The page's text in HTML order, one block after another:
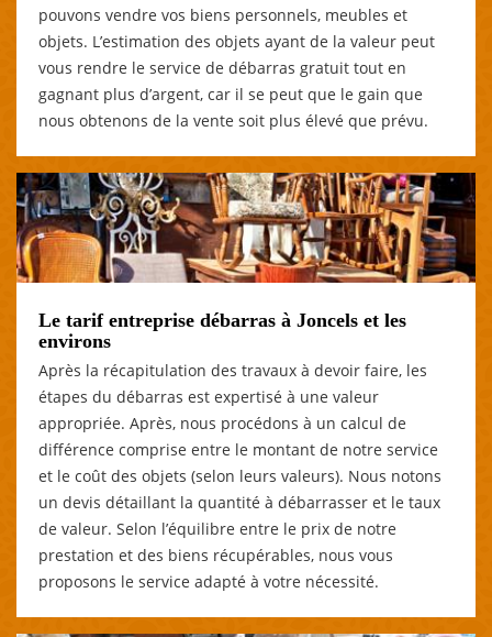
pouvons vendre vos biens personnels, meubles et
objets. L’estimation des objets ayant de la valeur peut
vous rendre le service de débarras gratuit tout en
gagnant plus d’argent, car il se peut que le gain que
nous obtenons de la vente soit plus élevé que prévu.
Le tarif entreprise débarras à Joncels et les
environs
Après la récapitulation des travaux à devoir faire, les
étapes du débarras est expertisé à une valeur
appropriée. Après, nous procédons à un calcul de
différence comprise entre le montant de notre service
et le coût des objets (selon leurs valeurs). Nous notons
un devis détaillant la quantité à débarrasser et le taux
de valeur. Selon l’équilibre entre le prix de notre
prestation et des biens récupérables, nous vous
proposons le service adapté à votre nécessité.